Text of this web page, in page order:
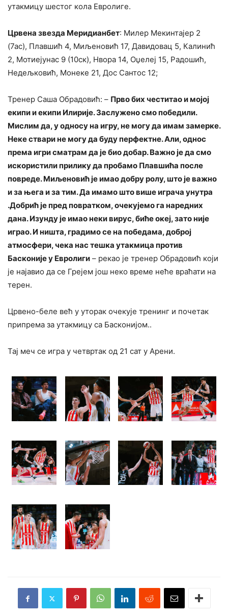
утакмицу шестог кола Евролиге.
Црвена звезда Меридианбет: Милер Мекинтајер 2
(7ас), Плавшић 4, Миљеновић 17, Давидовац 5, Калинић
2, Мотиејунас 9 (10ск), Нвора 14, Оџелеј 15, Радошић,
Недељковић, Монеке 21, Дос Сантос 12;
Тренер Саша Обрадовић: – Прво бих честитао и мојој
екипи и екипи Илирије. Заслужено смо победили.
Мислим да, у односу на игру, не могу да имам замерке.
Неке ствари не могу да буду перфектне. Али, однос
према игри сматрам да је био добар. Важно је да смо
искористили прилику да пробамо Плавшића после
повреде. Миљеновић је имао добру ролу, што је важно
и за њега и за тим. Да имамо што више играча унутра
.Добрић је пред повратком, очекујемо га наредних
дана. Изунду је имао неки вирус, биће океј, зато није
играо. И ништа, градимо се на победама, доброј
атмосфери, чека нас тешка утакмица против
Басконије у Евролиги – рекао је тренер Обрадовић који
је најавио да се Грејем још неко време неће враћати на
терен.
Црвено-беле већ у уторак очекује тренинг и почетак
припрема за утакмицу са Басконијом..
Тај меч се игра у четвртак од 21 сат у Арени.